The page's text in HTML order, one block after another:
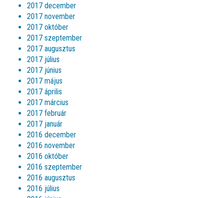
2017 december
2017 november
2017 október
2017 szeptember
2017 augusztus
2017 július
2017 június
2017 május
2017 április
2017 március
2017 február
2017 január
2016 december
2016 november
2016 október
2016 szeptember
2016 augusztus
2016 július